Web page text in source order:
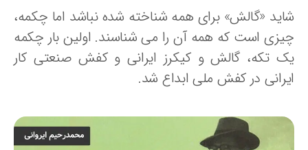
«گالش» برای همه شناخته شده نباشد اما چکمه،
است که همه آن را می شناسند. اولین بار چکمه
تکه، گالش و کیکرز ایرانی و کفش صنعتی کار
در کفش ملی ابداع شد.